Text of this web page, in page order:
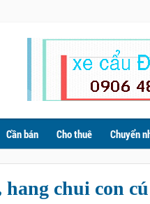
Cần bán Cho thuê Chuyển
chui con